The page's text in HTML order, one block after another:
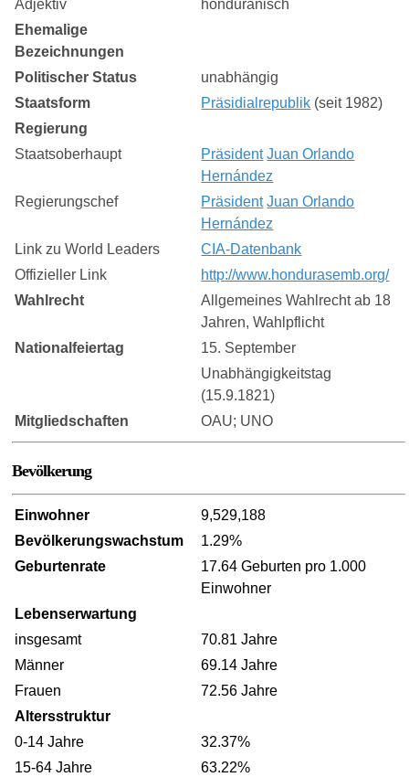
Adjektiv
honduranisch
Ehemalige
Bezeichnungen
Politischer Status
unabhängig
Staatsform
Präsidialrepublik (seit 1982)
Regierung
Staatsoberhaupt
Präsident Juan Orlando
Hernández
Regierungschef
Präsident Juan Orlando
Hernández
Link zu World Leaders
CIA-Datenbank
Offizieller Link
http://www.hondurasemb.org/
Wahlrecht
Allgemeines Wahlrecht ab 18
Jahren, Wahlpflicht
Nationalfeiertag
15. September
Unabhängigkeitstag
(15.9.1821)
Mitgliedschaften
OAU; UNO
Bevölkerung
Einwohner
9,529,188
Bevölkerungswachstum
1.29%
Geburtenrate
17.64 Geburten pro 1.000
Einwohner
Lebenserwartung
insgesamt
70.81 Jahre
Männer
69.14 Jahre
Frauen
72.56 Jahre
Altersstruktur
0-14 Jahre
32.37%
15-64 Jahre
63.22%